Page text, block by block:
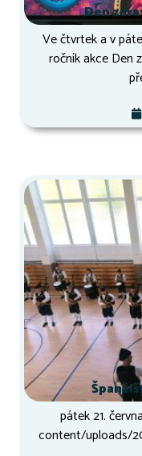
Den
Ve čtvrtek a v
ročník akce Den
pátek 21.
content/uploads/